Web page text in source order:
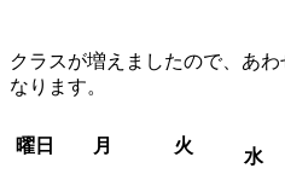
クラスが増えましたので、あ
なります。
曜日 月 火
水